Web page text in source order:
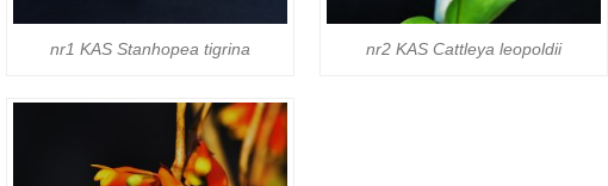
nr1 KAS Stanhopea tigrina nr2 KAS Cattleya leopoldii